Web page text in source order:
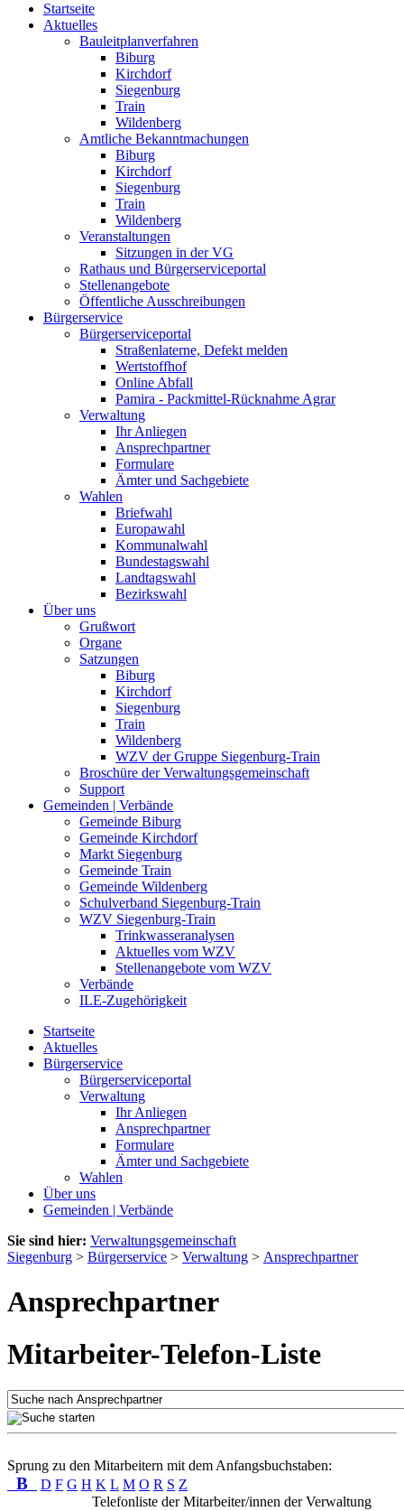
Startseite
Aktuelles
Bauleitplanverfahren
Biburg
Kirchdorf
Siegenburg
Train
Wildenberg
Amtliche Bekanntmachungen
Biburg
Kirchdorf
Siegenburg
Train
Wildenberg
Veranstaltungen
Sitzungen in der VG
Rathaus und Bürgerserviceportal
Stellenangebote
Öffentliche Ausschreibungen
Bürgerservice
Bürgerserviceportal
Straßenlaterne, Defekt melden
Wertstoffhof
Online Abfall
Pamira - Packmittel-Rücknahme Agrar
Verwaltung
Ihr Anliegen
Ansprechpartner
Formulare
Ämter und Sachgebiete
Wahlen
Briefwahl
Europawahl
Kommunalwahl
Bundestagswahl
Landtagswahl
Bezirkswahl
Über uns
Grußwort
Organe
Satzungen
Biburg
Kirchdorf
Siegenburg
Train
Wildenberg
WZV der Gruppe Siegenburg-Train
Broschüre der Verwaltungsgemeinschaft
Support
Gemeinden | Verbände
Gemeinde Biburg
Gemeinde Kirchdorf
Markt Siegenburg
Gemeinde Train
Gemeinde Wildenberg
Schulverband Siegenburg-Train
WZV Siegenburg-Train
Trinkwasseranalysen
Aktuelles vom WZV
Stellenangebote vom WZV
Verbände
ILE-Zugehörigkeit
Startseite
Aktuelles
Bürgerservice
Bürgerserviceportal
Verwaltung
Ihr Anliegen
Ansprechpartner
Formulare
Ämter und Sachgebiete
Wahlen
Über uns
Gemeinden | Verbände
Sie sind hier: Verwaltungsgemeinschaft
Siegenburg > Bürgerservice > Verwaltung > Ansprechpartner
Ansprechpartner
Mitarbeiter-Telefon-Liste
Sprung zu den Mitarbeitern mit dem Anfangsbuchstaben:
B D F G H K L M O R S Z
Telefonliste der Mitarbeiter/innen der Verwaltung